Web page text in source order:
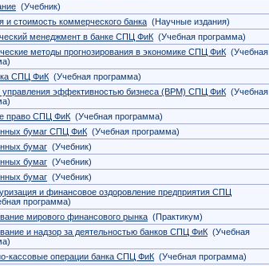
(Учебник)
и стоимость коммерческого банка (Научные издания)
менеджмент в банке СПЦ ФиК (Учебная программа)
методы прогнозирования в экономике СПЦ ФиК (Учебная
СПЦ ФиК (Учебная программа)
эффективностью бизнеса (BPM) СПЦ ФиК (Учебная
право СПЦ ФиК (Учебная программа)
бумаг СПЦ ФиК (Учебная программа)
бумаг (Учебник)
бумаг (Учебник)
бумаг (Учебник)
и финансовое оздоровление предприятия СПЦ
программа)
мирового финансового рынка (Практикум)
и надзор за деятельностью банков СПЦ ФиК (Учебная
кассовые операции банка СПЦ ФиК (Учебная программа)